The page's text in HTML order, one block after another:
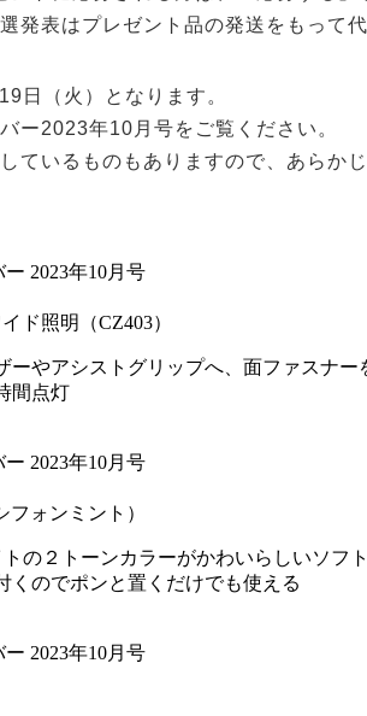
発表はプレゼント品の発送をもって
日（火）となります。
ー2023年10月号をご覧ください。
ているものもありますので、あらか
ド照明（CZ403）
ーやアシストグリップへ、面ファスナ
間点灯
ォンミント）
の２トーンカラーがかわいらしいソ
くのでポンと置くだけでも使える